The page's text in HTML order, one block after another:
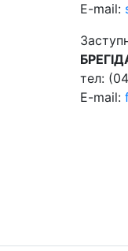
E-mail:
тел:
E-mail: